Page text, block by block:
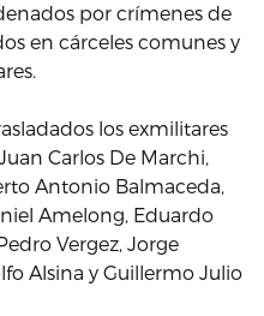
por crímenes de
en cárceles comunes y
los exmilitares
Carlos De Marchi,
Antonio Balmaceda,
Amelong, Eduardo
Vergez, Jorge
Alsina y Guillermo Julio